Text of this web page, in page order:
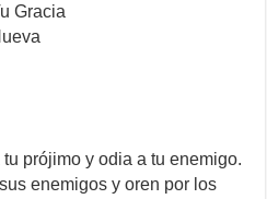
Gracia
prójimo y odia a tu enemigo.
enemigos y oren por los